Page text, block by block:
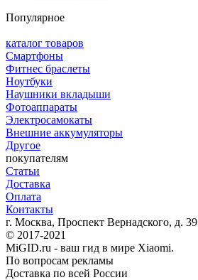
Популярное
каталог товаров
Смартфоны
Фитнес браслеты
Ноутбуки
Наушники вкладыши
Фотоаппараты
Электросамокаты
Внешние аккумуляторы
Другое
покупателям
Статьи
Доставка
Оплата
Контакты
г. Москва, Проспект Вернадского, д. 39
© 2017-2021
MiGID.ru - ваш гид в мире Xiaomi.
По вопросам рекламы
Доставка по всей России